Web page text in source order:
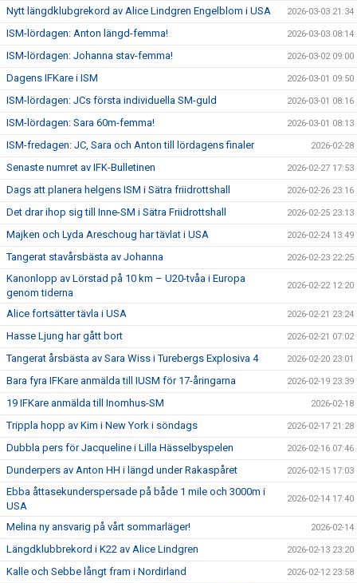
Nytt längdklubgrekord av Alice Lindgren Engelblom i USA 2026-03-03 21:34
ISM-lördagen: Anton längd-femma! 2026-03-03 08:14
ISM-lördagen: Johanna stav-femma! 2026-03-02 09:00
Dagens IFKare i ISM 2026-03-01 09:50
ISM-lördagen: JCs första individuella SM-guld 2026-03-01 08:16
ISM-lördagen: Sara 60m-femma! 2026-03-01 08:13
ISM-fredagen: JC, Sara och Anton till lördagens finaler 2026-02-28
Senaste numret av IFK-Bulletinen 2026-02-27 17:53
Dags att planera helgens ISM i Sätra friidrottshall 2026-02-26 23:16
Det drar ihop sig till Inne-SM i Sätra Friidrottshall 2026-02-25 23:13
Majken och Lyda Areschoug har tävlat i USA 2026-02-24 13:49
Tangerat stavårsbästa av Johanna 2026-02-23 22:25
Kanonlopp av Lörstad på 10 km – U20-tvåa i Europa
genom tiderna
2026-02-22 12:20
Alice fortsätter tävla i USA 2026-02-21 23:24
Hasse Ljung har gått bort 2026-02-21 07:02
Tangerat årsbästa av Sara Wiss i Turebergs Explosiva 4 2026-02-20 23:01
Bara fyra IFKare anmälda till IUSM för 17-åringarna 2026-02-19 23:39
19 IFKare anmälda till Inomhus-SM 2026-02-18
Trippla hopp av Kim i New York i söndags 2026-02-17 21:28
Dubbla pers för Jacqueline i Lilla Hässelbyspelen 2026-02-16 07:46
Dunderpers av Anton HH i längd under Rakaspåret 2026-02-15 17:03
Ebba åttasekunderspersade på både 1 mile och 3000m i
USA
2026-02-14 17:40
Melina ny ansvarig på vårt sommarläger! 2026-02-14
Längdklubbrekord i K22 av Alice Lindgren 2026-02-13 23:20
Kalle och Sebbe långt fram i Nordirland 2026-02-12 23:58